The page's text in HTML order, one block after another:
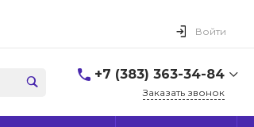
Войти
+7 (383) 363-34-84
Заказать звонок